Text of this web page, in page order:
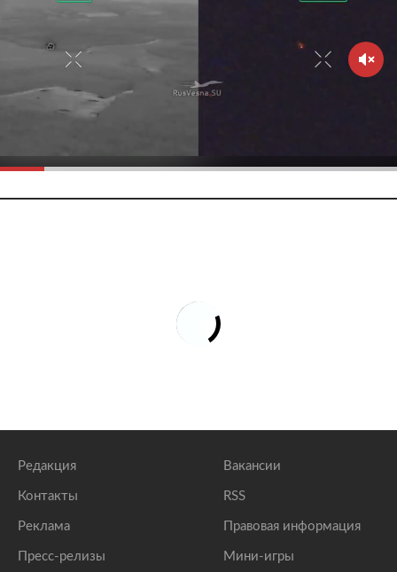
Редакция
Контакты
Реклама
Пресс-релизы
Вакансии
RSS
Правовая информация
Мини-игры